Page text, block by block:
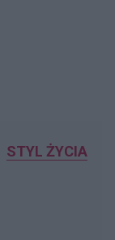
STYL ŻYCIA